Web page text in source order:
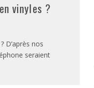
vinyles ?
D’après nos
seraient